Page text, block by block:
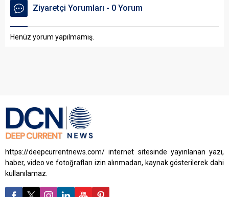
Ziyaretçi Yorumları - 0 Yorum
Henüz yorum yapılmamış.
https://deepcurrentnews.com/ internet sitesinde yayınlanan yazı,
haber, video ve fotoğrafları izin alınmadan, kaynak gösterilerek dahi
kullanılamaz.